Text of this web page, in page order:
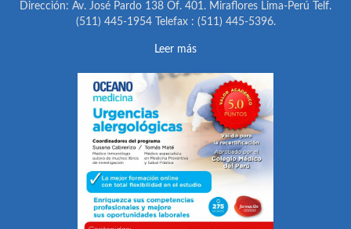
Dirección: Av. José Pardo 138 Of. 401. Miraflores Lima-Perú Telf.
(511) 445-1954 Telefax : (511) 445-5396.
Leer más